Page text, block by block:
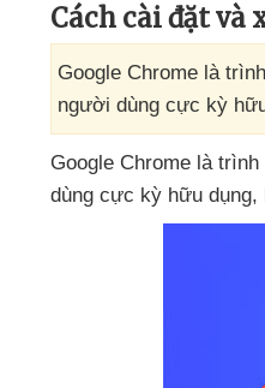
Cách cài đặt và
Google Chrome là
người dùng cực kỳ
Google Chrome là
dùng cực kỳ hữu dụng,